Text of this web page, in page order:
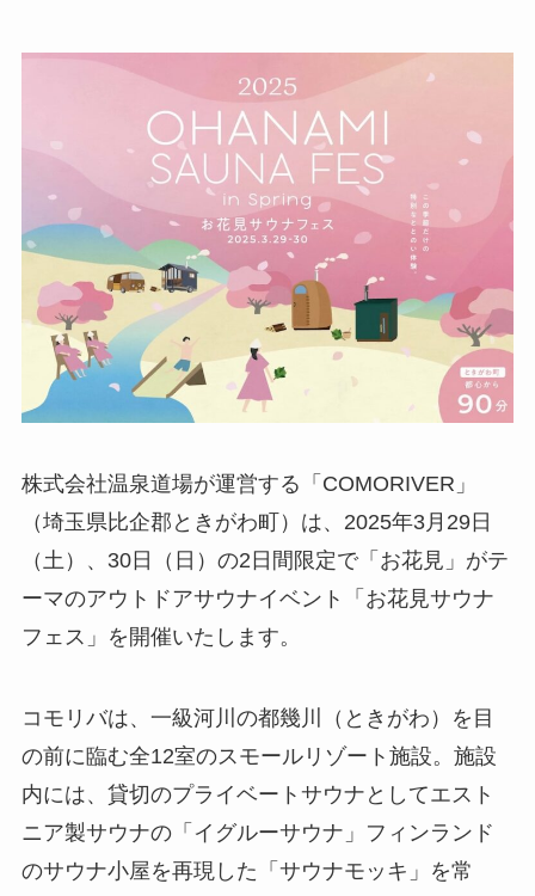
株式会社温泉道場が運営する「COMORIVER」
（埼玉県比企郡ときがわ町）は、2025年3月29日
（土）、30日（日）の2日間限定で「お花見」がテ
ーマのアウトドアサウナイベント「お花見サウナ
フェス」を開催いたします。
コモリバは、一級河川の都幾川（ときがわ）を目
の前に臨む全12室のスモールリゾート施設。施設
内には、貸切のプライベートサウナとしてエスト
ニア製サウナの「イグルーサウナ」フィンランド
のサウナ小屋を再現した「サウナモッキ」を常